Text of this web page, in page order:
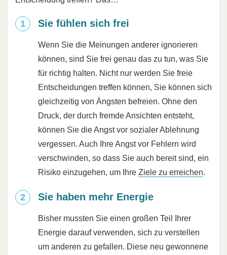
Sie fühlen sich frei
Wenn Sie die Meinungen anderer ignorieren
können, sind Sie frei genau das zu tun, was Sie
für richtig halten. Nicht nur werden Sie freie
Entscheidungen treffen können, Sie können sich
gleichzeitig von Ängsten befreien. Ohne den
Druck, der durch fremde Ansichten entsteht,
können Sie die Angst vor sozialer Ablehnung
vergessen. Auch Ihre Angst vor Fehlern wird
verschwinden, so dass Sie auch bereit sind, ein
Risiko einzugehen, um Ihre Ziele zu erreichen.
Sie haben mehr Energie
Bisher mussten Sie einen großen Teil Ihrer
Energie darauf verwenden, sich zu verstellen
um anderen zu gefallen. Diese neu gewonnene